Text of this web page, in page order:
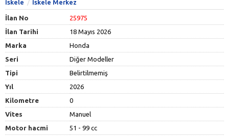
İskele İskele Merkez
İlan No
25975
İlan Tarihi
18 Mayıs 2026
Marka
Honda
Seri
Diğer Modeller
Tipi
Belirtilmemiş
Yıl
2026
Kilometre
0
Vites
Manuel
Motor hacmi
51 - 99 cc